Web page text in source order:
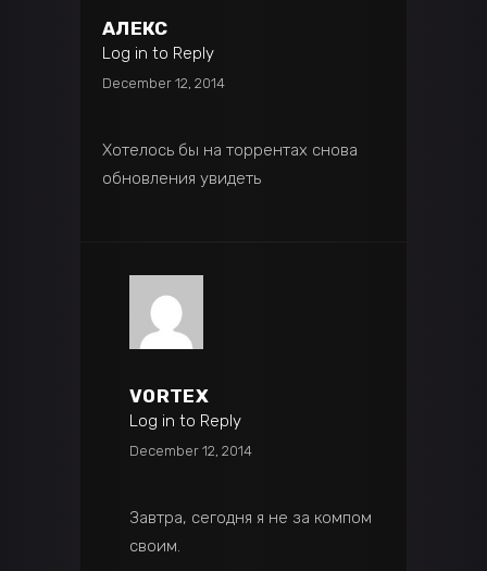
АЛЕКС
Log in to Reply
December 12, 2014
Хотелось бы на торрентах снова
обновления увидеть
VORTEX
Log in to Reply
December 12, 2014
Завтра, сегодня я не за компом
своим.